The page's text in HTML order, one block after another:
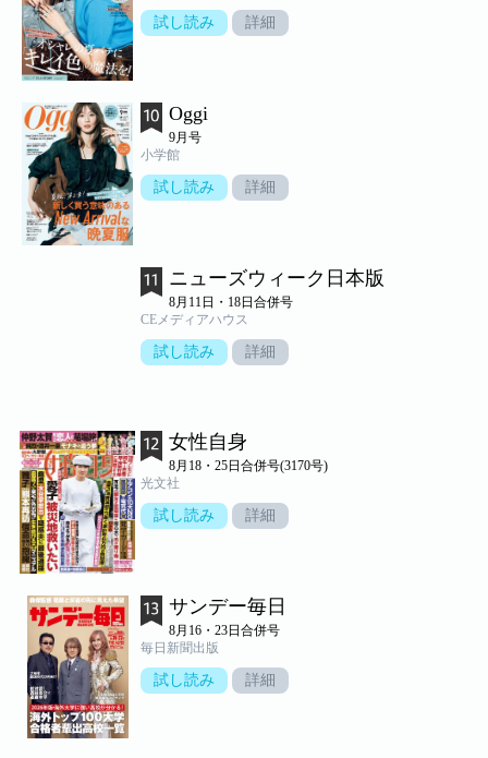
試し読み 詳細
Oggi
9月号
小学館
試し読み 詳細
ニューズウィーク日本版
8月11日・18日合併号
CEメディアハウス
試し読み 詳細
女性自身
8月18・25日合併号(3170号)
光文社
試し読み 詳細
サンデー毎日
8月16・23日合併号
毎日新聞出版
試し読み 詳細